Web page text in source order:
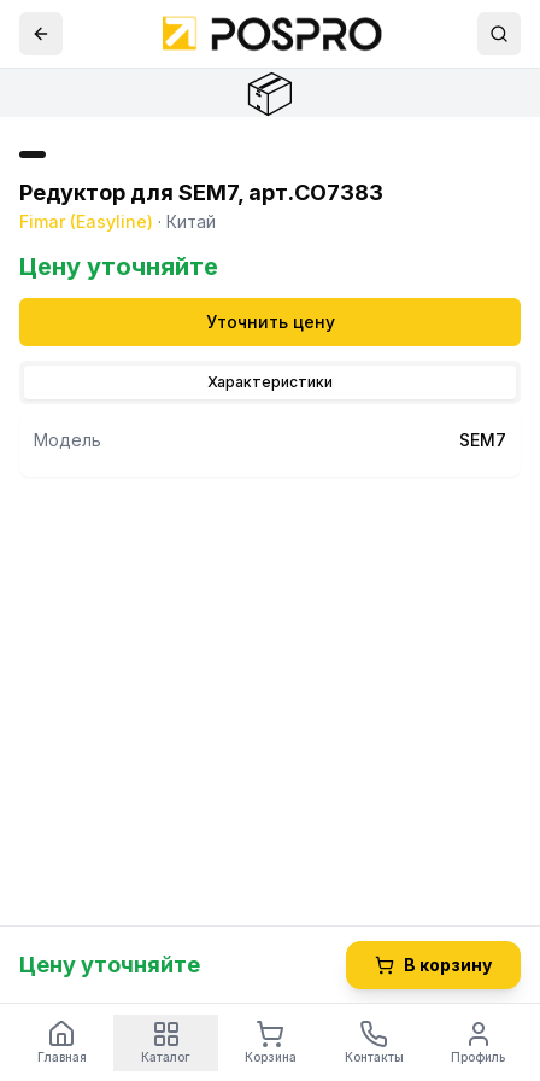
📦
Редуктор для SEM7, арт.CO7383
Fimar (Easyline) · Китай
Цену уточняйте
Уточнить цену
Характеристики
Модель SEM7
Цену уточняйте В корзину
Главная Каталог Корзина Контакты Профиль